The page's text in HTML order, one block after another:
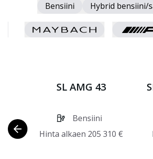
Bensiini Hybrid bensiini/
SL AMG 43
Bensiini
Hinta alkaen 205 310 €